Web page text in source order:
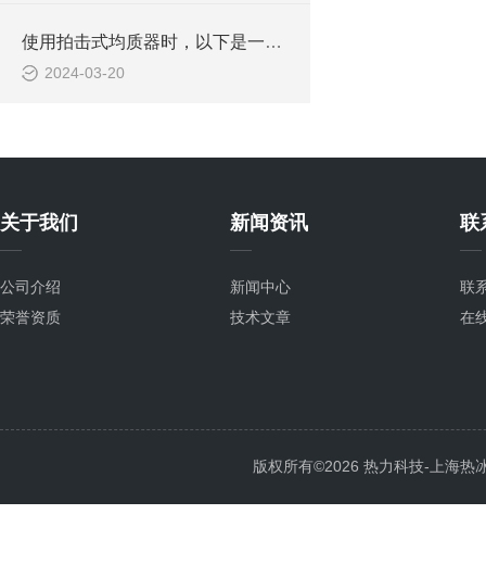
使用拍击式均质器时，以下是一些需要注意的事项
2024-03-20
关于我们
公司介绍
荣誉资质
新闻资讯
新闻中心
技术文章
联
联
在
版权所有©2026 热力科技-上海